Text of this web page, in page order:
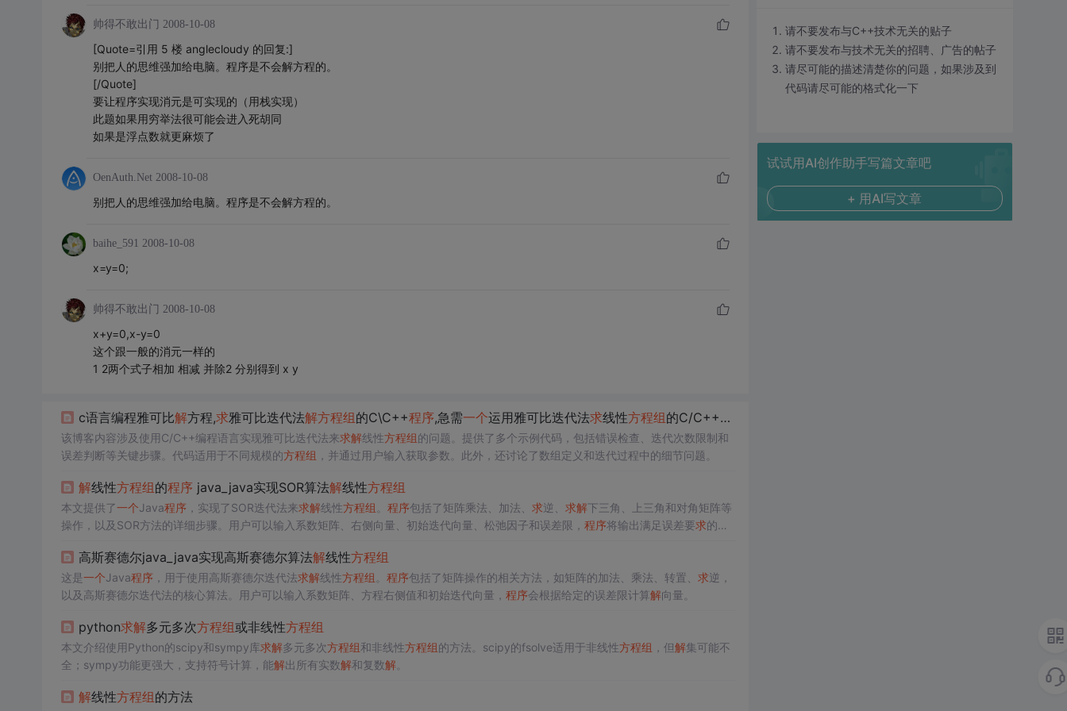
帅得不敢出门 2008-10-08
[Quote=引用 5 楼 anglecloudy 的回复:]
别把人的思维强加给电脑。程序是不会解方程的。
[/Quote]
要让程序实现消元是可实现的（用栈实现）
此题如果用穷举法很可能会进入死胡同
如果是浮点数就更麻烦了
OenAuth.Net 2008-10-08
别把人的思维强加给电脑。程序是不会解方程的。
baihe_591 2008-10-08
x=y=0;
帅得不敢出门 2008-10-08
x+y=0,x-y=0
这个跟一般的消元一样的
1 2两个式子相加 相减 并除2 分别得到 x y
c语言编程雅可比解方程,求雅可比迭代法解方程组的C\C++程序,急需一个运用雅可比迭代法求线性方程组的C/C++程序
该博客内容涉及使用C/C++编程语言实现雅可比迭代法来求解线性方程组的问题。提供了多个示例代码，包括错误检查、迭代次数限制和
误差判断等关键步骤。代码适用于不同规模的方程组 ，并通过用户输入获取参数。此外，还讨论了数组定义和迭代过程中的细节问题。
解线性方程组的程序java_java实现SOR算法解线性方程组
本文提供了一个Java程序 ，实现了SOR迭代法来求解线性方程组 程序包括了矩阵乘法、加法、 求逆、 求解下三角、上三角和对角矩阵等
操作，以及SOR方法的详细步骤。用户可以输入系数矩阵、右侧向量、初始迭代向量、松弛因子和误差限， 程序将输出满足误差要求的 解
高斯赛德尔java_java实现高斯赛德尔算法解线性方程组
这是一个Java程序 ，用于使用高斯赛德尔迭代法求解线性方程组 程序包括了矩阵操作的相关方法，如矩阵的加法、乘法、转置、 求逆，
以及高斯赛德尔迭代法的核心算法。用户可以输入系数矩阵、方程右侧值和初始迭代向量， 程序会根据给定的误差限计算解向量。
python求解多元多次方程组或非线性方程组
本文介绍使用Python的scipy和sympy库求解多元多次方程组和非线性方程组的方法。scipy的fsolve适用于非线性方程组 ，但解集可能不
全；sympy功能更强大，支持符号计算，能解出所有实数解和复数解。
解线性方程组的方法
请不要发布与C++技术无关的贴子
请不要发布与技术无关的招聘、广告的帖子
请尽可能的描述清楚你的问题，如果涉及到
代码请尽可能的格式化一下
试试用AI创作助手写篇文章吧
+ 用AI写文章